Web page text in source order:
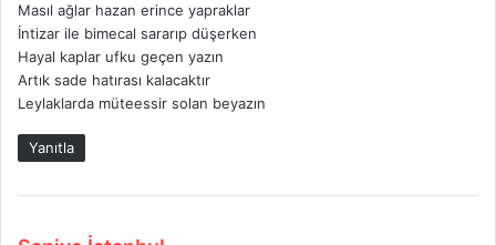
i
k
i
Masıl ağlar hazan erince yapraklar
İntizar ile bimecal sararıp düşerken
Hayal kaplar ufku geçen yazın
Artık sade hatırası kalacaktır
Leylaklarda müteessir solan beyazın
Yanıtla